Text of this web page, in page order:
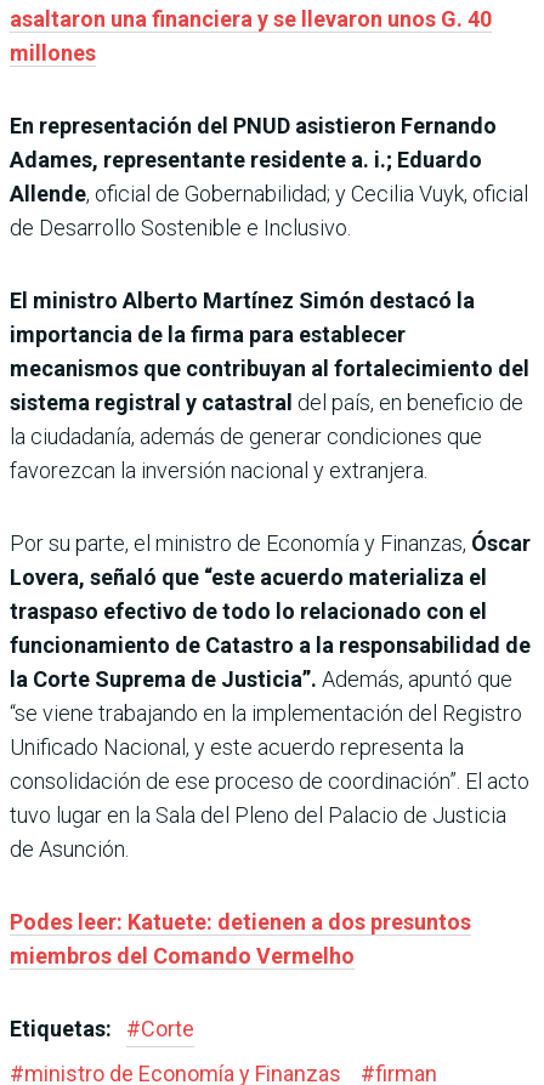
asaltaron una financiera y se llevaron unos G. 40
millones
En representación del PNUD asistieron Fernando
Adames, representante residente a. i.; Eduardo
Allende, oficial de Gobernabilidad; y Cecilia Vuyk, oficial
de Desarrollo Sostenible e Inclusivo.
El ministro Alberto Martínez Simón destacó la
importancia de la firma para establecer
mecanismos que contribuyan al fortalecimiento del
sistema registral y catastral del país, en beneficio de
la ciudadanía, además de generar condiciones que
favorezcan la inversión nacional y extranjera.
Por su parte, el ministro de Economía y Finanzas, Óscar
Lovera, señaló que “este acuerdo materializa el
traspaso efectivo de todo lo relacionado con el
funcionamiento de Catastro a la responsabilidad de
la Corte Suprema de Justicia”. Además, apuntó que
“se viene trabajando en la implementación del Registro
Unificado Nacional, y este acuerdo representa la
consolidación de ese proceso de coordinación”. El acto
tuvo lugar en la Sala del Pleno del Palacio de Justicia
de Asunción.
Podes leer: Katuete: detienen a dos presuntos
miembros del Comando Vermelho
Etiquetas: #Corte
#ministro de Economía y Finanzas #firman